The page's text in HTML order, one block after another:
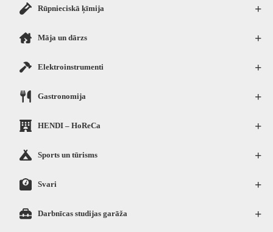
+
Rūpnieciskā ķīmija
+
Māja un dārzs
+
Elektroinstrumenti
+
Gastronomija
+
HENDI – HoReCa
+
Sports un tūrisms
+
Svari
+
Darbnīcas studijas garāža